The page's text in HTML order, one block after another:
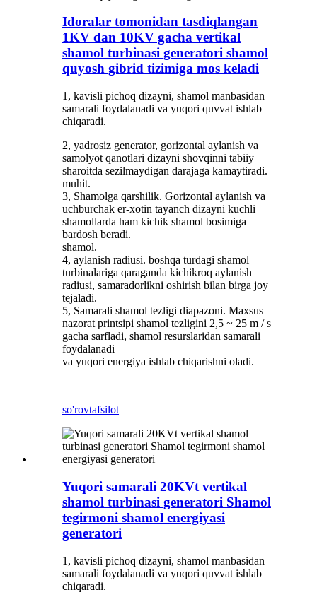
Idoralar tomonidan tasdiqlangan
1KV dan 10KV gacha vertikal
shamol turbinasi generatori shamol
quyosh gibrid tizimiga mos keladi
1, kavisli pichoq dizayni, shamol manbasidan
samarali foydalanadi va yuqori quvvat ishlab
chiqaradi.
2, yadrosiz generator, gorizontal aylanish va
samolyot qanotlari dizayni shovqinni tabiiy
sharoitda sezilmaydigan darajaga kamaytiradi.
muhit.
3, Shamolga qarshilik. Gorizontal aylanish va
uchburchak er-xotin tayanch dizayni kuchli
shamollarda ham kichik shamol bosimiga
bardosh beradi.
shamol.
4, aylanish radiusi. boshqa turdagi shamol
turbinalariga qaraganda kichikroq aylanish
radiusi, samaradorlikni oshirish bilan birga joy
tejaladi.
5, Samarali shamol tezligi diapazoni. Maxsus
nazorat printsipi shamol tezligini 2,5 ~ 25 m / s
gacha sarfladi, shamol resurslaridan samarali
foydalanadi
va yuqori energiya ishlab chiqarishni oladi.
so'rovtafsilot
Yuqori samarali 20KVt vertikal
shamol turbinasi generatori Shamol
tegirmoni shamol energiyasi
generatori
1, kavisli pichoq dizayni, shamol manbasidan
samarali foydalanadi va yuqori quvvat ishlab
chiqaradi.